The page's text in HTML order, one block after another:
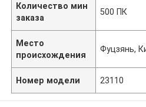
Количество мин
заказа
500 ПК
Место
происхождения
Фуцзянь,
Номер модели 23110